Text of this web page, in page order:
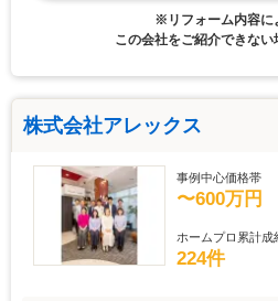
※リフォーム内容に
この会社をご紹介できない
株式会社アレックス
事例中心価格帯
〜600万円
ホームプロ累計成
224件